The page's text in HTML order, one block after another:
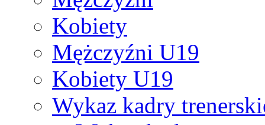
Kobiety
Mężczyźni U19
Kobiety U19
Wykaz kadry